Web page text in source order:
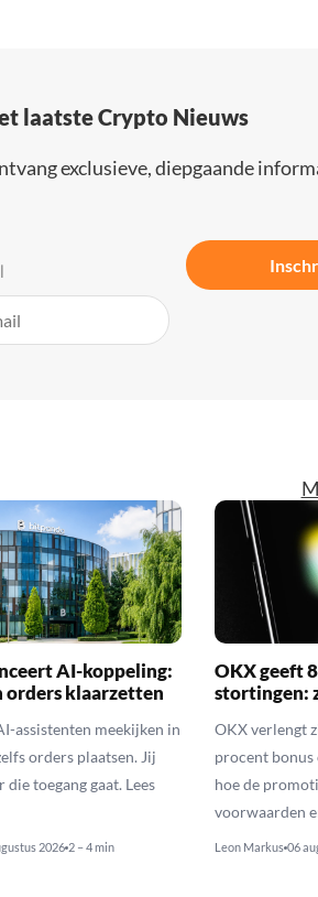
laatste Crypto Nieuws
exclusieve, diepgaande
AI-koppeling:
orders klaarzetten
assistenten meekijken in
orders plaatsen. Jij
die toegang gaat. Lees
2026 2 – 4 min
OKX geeft
stortingen:
OKX verlengt
procent bonus
hoe de
voorwaarden
Leon Markus 06